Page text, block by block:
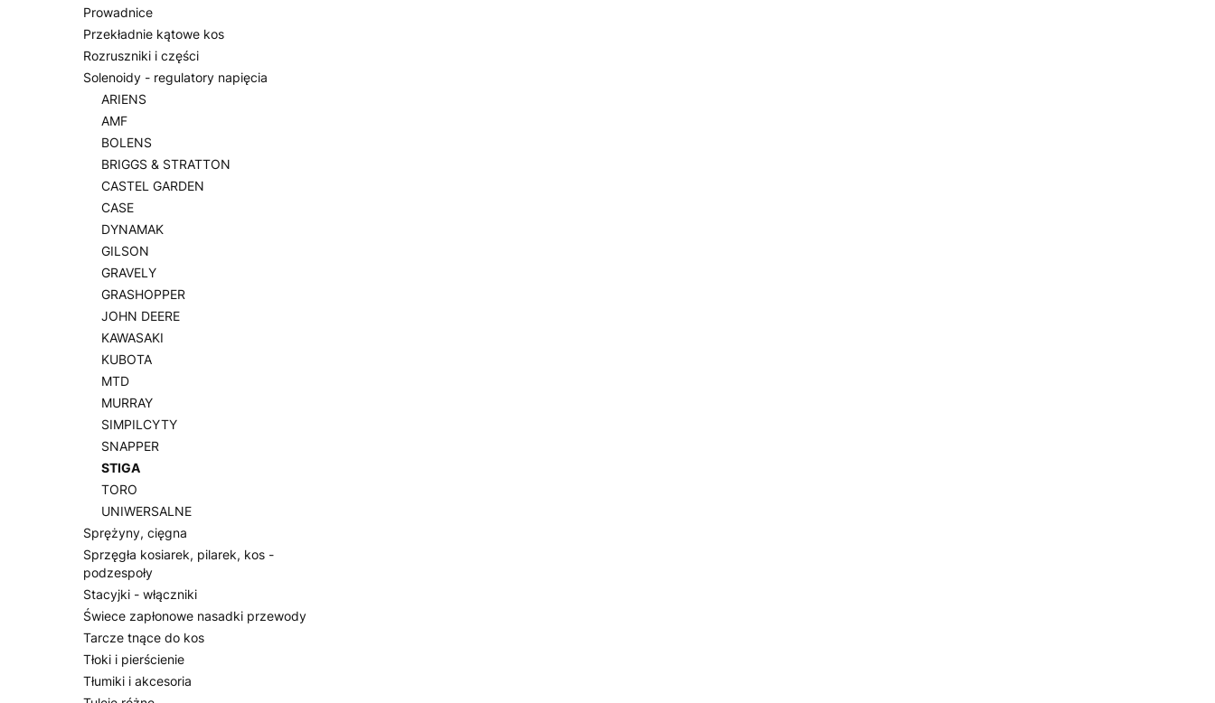
Prowadnice
Przekładnie kątowe kos
Rozruszniki i części
Solenoidy - regulatory napięcia
ARIENS
AMF
BOLENS
BRIGGS & STRATTON
CASTEL GARDEN
CASE
DYNAMAK
GILSON
GRAVELY
GRASHOPPER
JOHN DEERE
KAWASAKI
KUBOTA
MTD
MURRAY
SIMPILCYTY
SNAPPER
STIGA
TORO
UNIWERSALNE
Sprężyny, cięgna
Sprzęgła kosiarek, pilarek, kos -
podzespoły
Stacyjki - włączniki
Świece zapłonowe nasadki przewody
Tarcze tnące do kos
Tłoki i pierścienie
Tłumiki i akcesoria